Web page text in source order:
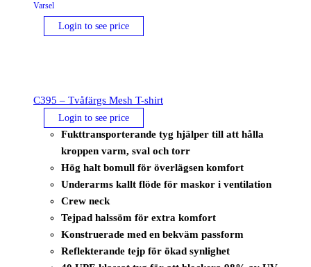
Varsel
Login to see price
C395 – Tvåfärgs Mesh T-shirt
Login to see price
Fukttransporterande tyg hjälper till att hålla
kroppen varm, sval och torr
Hög halt bomull för överlägsen komfort
Underarms kallt flöde för maskor i ventilation
Crew neck
Tejpad halssöm för extra komfort
Konstruerade med en bekväm passform
Reflekterande tejp för ökad synlighet